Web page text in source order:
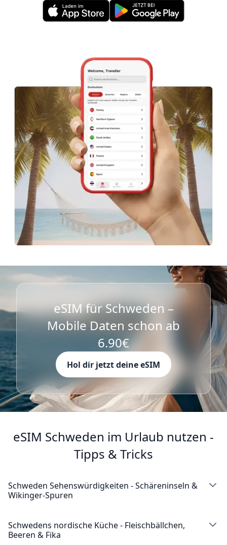
eSIM für Schweden –
Mobile Daten schon ab
6.90€
Hol dir jetzt deine eSIM
eSIM Schweden im Urlaub nutzen -
Tipps & Tricks
Schweden Sehenswürdigkeiten - Schäreninseln &
Wikinger-Spuren
atemberaubenden Archipel und der historischen
Altstadt, und deine Schweden eSIM hilft dir, vom
Schwedens nordische Küche - Fleischbällchen,
Beeren & Fika